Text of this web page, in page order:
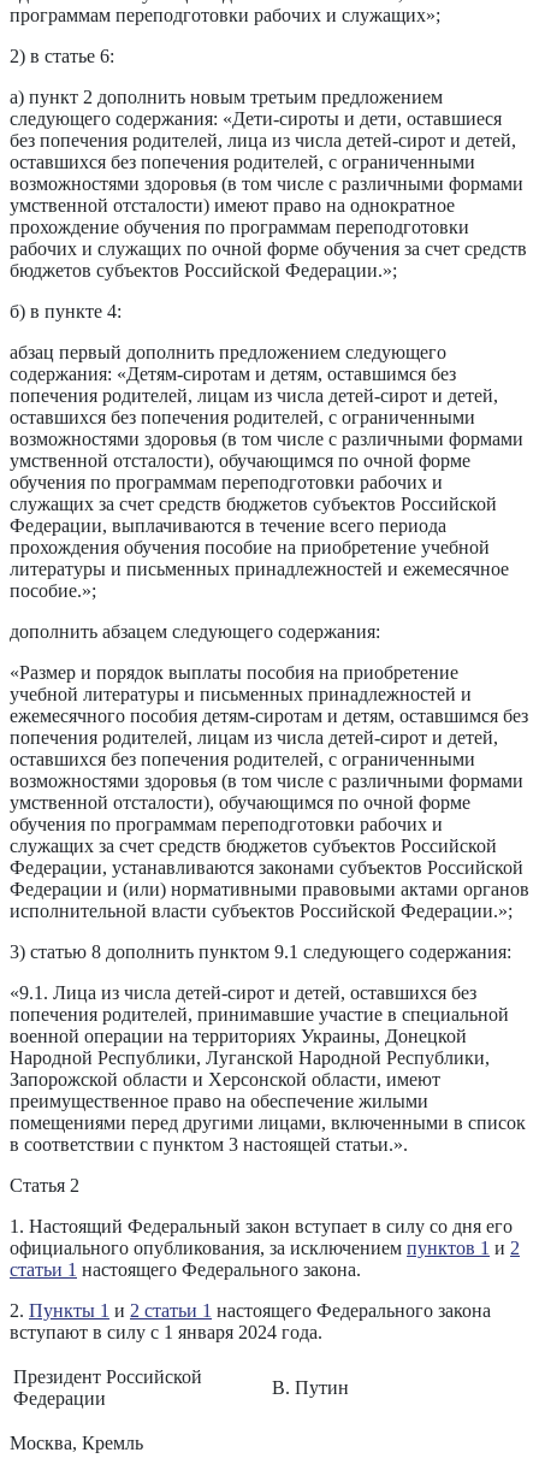
программам переподготовки рабочих и служащих»;
2) в статье 6:
а) пункт 2 дополнить новым третьим предложением
следующего содержания: «Дети-сироты и дети, оставшиеся
без попечения родителей, лица из числа детей-сирот и детей,
оставшихся без попечения родителей, с ограниченными
возможностями здоровья (в том числе с различными формами
умственной отсталости) имеют право на однократное
прохождение обучения по программам переподготовки
рабочих и служащих по очной форме обучения за счет средств
бюджетов субъектов Российской Федерации.»;
б) в пункте 4:
абзац первый дополнить предложением следующего
содержания: «Детям-сиротам и детям, оставшимся без
попечения родителей, лицам из числа детей-сирот и детей,
оставшихся без попечения родителей, с ограниченными
возможностями здоровья (в том числе с различными формами
умственной отсталости), обучающимся по очной форме
обучения по программам переподготовки рабочих и
служащих за счет средств бюджетов субъектов Российской
Федерации, выплачиваются в течение всего периода
прохождения обучения пособие на приобретение учебной
литературы и письменных принадлежностей и ежемесячное
пособие.»;
дополнить абзацем следующего содержания:
«Размер и порядок выплаты пособия на приобретение
учебной литературы и письменных принадлежностей и
ежемесячного пособия детям-сиротам и детям, оставшимся без
попечения родителей, лицам из числа детей-сирот и детей,
оставшихся без попечения родителей, с ограниченными
возможностями здоровья (в том числе с различными формами
умственной отсталости), обучающимся по очной форме
обучения по программам переподготовки рабочих и
служащих за счет средств бюджетов субъектов Российской
Федерации, устанавливаются законами субъектов Российской
Федерации и (или) нормативными правовыми актами органов
исполнительной власти субъектов Российской Федерации.»;
3) статью 8 дополнить пунктом 9.1 следующего содержания:
«9.1. Лица из числа детей-сирот и детей, оставшихся без
попечения родителей, принимавшие участие в специальной
военной операции на территориях Украины, Донецкой
Народной Республики, Луганской Народной Республики,
Запорожской области и Херсонской области, имеют
преимущественное право на обеспечение жилыми
помещениями перед другими лицами, включенными в список
в соответствии с пунктом 3 настоящей статьи.».
Статья 2
1. Настоящий Федеральный закон вступает в силу со дня его
официального опубликования, за исключением пунктов 1 и 2
статьи 1 настоящего Федерального закона.
2. Пункты 1 и 2 статьи 1 настоящего Федерального закона
вступают в силу с 1 января 2024 года.
Президент Российской
Федерации
В. Путин
Москва, Кремль